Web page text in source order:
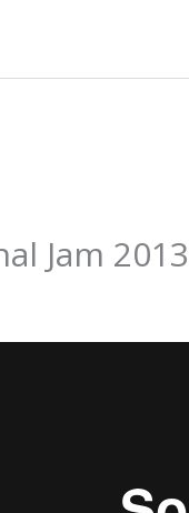
Jam 2013